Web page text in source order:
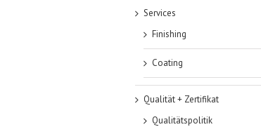
Services
Finishing
Coating
Qualität + Zertifikat
Qualitätspolitik